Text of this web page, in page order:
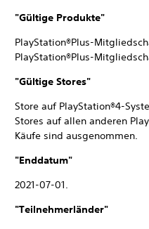
"Gültige Produkte"
PlayStation®Plus-
PlayStation®Plus-
"Gültige Stores"
Store auf PlayStation®4-
Stores auf allen anderen
Käufe sind ausgenommen.
"Enddatum"
2021-07-01.
"Teilnehmerländer"